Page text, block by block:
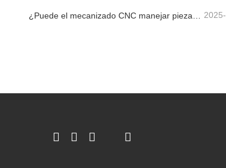
¿Puede el mecanizado CNC manejar piezas metálicas personalizadas?